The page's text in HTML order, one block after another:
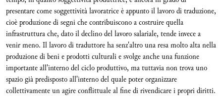
presentare come soggettività lavoratrice è appunto il lavoro di traduzione,
cioè produzione di segni che contribuiscono a costruire quella
infrastruttura che, dato il declino del lavoro salariale, tende invece a
venir meno. Il lavoro di traduttore ha senz'altro una resa molto alta nella
produzione di beni e prodotti culturali e svolge anche una funzione
importante all'interno del ciclo produttivo, ma tuttavia non trova uno
spazio già predisposto all'interno del quale poter organizzare
collettivamente un agire conflittuale al fine di rivendicare i propri diritti.